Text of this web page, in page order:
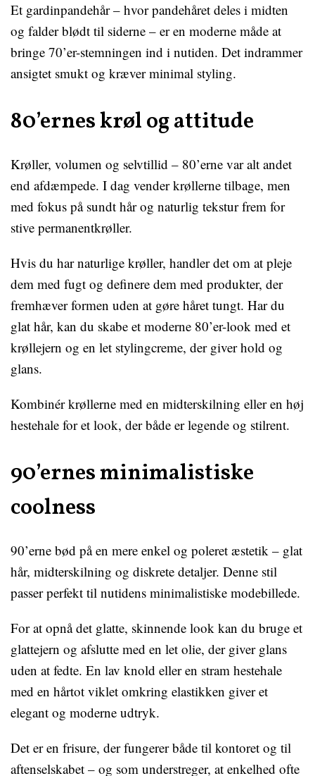
Et gardinpandehår – hvor pandehåret deles i midten
og falder blødt til siderne – er en moderne måde at
bringe 70’er-stemningen ind i nutiden. Det indrammer
ansigtet smukt og kræver minimal styling.
80’ernes krøl og attitude
Krøller, volumen og selvtillid – 80’erne var alt andet
end afdæmpede. I dag vender krøllerne tilbage, men
med fokus på sundt hår og naturlig tekstur frem for
stive permanentkrøller.
Hvis du har naturlige krøller, handler det om at pleje
dem med fugt og definere dem med produkter, der
fremhæver formen uden at gøre håret tungt. Har du
glat hår, kan du skabe et moderne 80’er-look med et
krøllejern og en let stylingcreme, der giver hold og
glans.
Kombinér krøllerne med en midterskilning eller en høj
hestehale for et look, der både er legende og stilrent.
90’ernes minimalistiske
coolness
90’erne bød på en mere enkel og poleret æstetik – glat
hår, midterskilning og diskrete detaljer. Denne stil
passer perfekt til nutidens minimalistiske modebillede.
For at opnå det glatte, skinnende look kan du bruge et
glattejern og afslutte med en let olie, der giver glans
uden at fedte. En lav knold eller en stram hestehale
med en hårtot viklet omkring elastikken giver et
elegant og moderne udtryk.
Det er en frisure, der fungerer både til kontoret og til
aftenselskabet – og som understreger, at enkelhed ofte